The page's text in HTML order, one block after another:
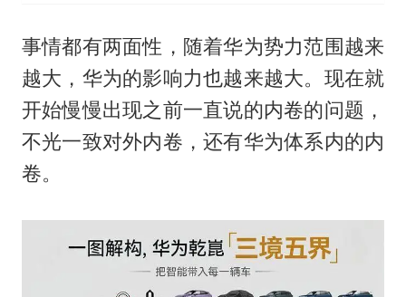
事情都有两面性，随着华为势力范围越来
越大，华为的影响力也越来越大。现在就
开始慢慢出现之前一直说的内卷的问题，
不光一致对外内卷，还有华为体系内的内
卷。